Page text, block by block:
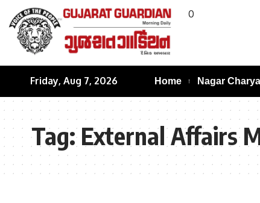
0
Friday, Aug 7, 2026 Home Nagar Charya
Tag:External Affairs